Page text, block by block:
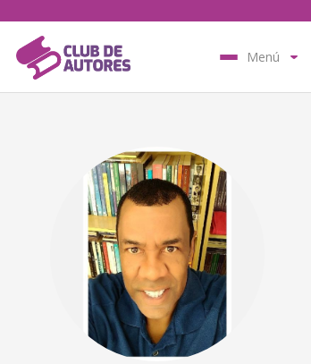
Menú